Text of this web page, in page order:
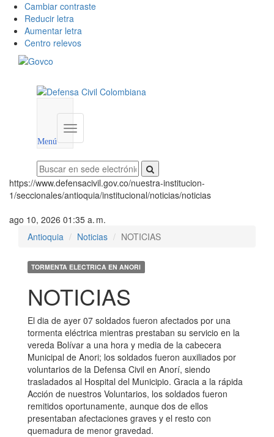
Cambiar contraste
Reducir letra
Aumentar letra
Centro relevos
Menú
Menú
institucional
https://www.defensacivil.gov.co/nuestra-institucion-
1/seccionales/antioquia/institucional/noticias/noticias
ago 10, 2026 01:35 a. m.
Antioquia
Noticias NOTICIAS
TORMENTA ELECTRICA EN ANORI
NOTICIAS
El dia de ayer 07 soldados fueron afectados por una
tormenta eléctrica mientras prestaban su servicio en la
vereda Bolívar a una hora y media de la cabecera
Municipal de Anori; los soldados fueron auxiliados por
voluntarios de la Defensa Civil en Anorí, siendo
trasladados al Hospital del Municipio. Gracia a la rápida
Acción de nuestros Voluntarios, los soldados fueron
remitidos oportunamente, aunque dos de ellos
presentaban afectaciones graves y el resto con
quemadura de menor gravedad.